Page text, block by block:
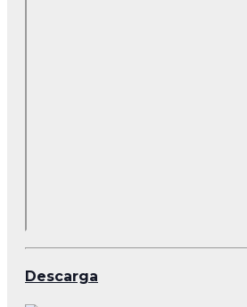
Descarga